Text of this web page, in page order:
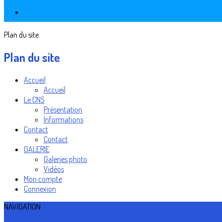
Plan du site
Plan du site
Accueil
Accueil
Le CNS
Présentation
Informations
Contact
Contact
GALERIE
Galeries photo
Vidéos
Mon compte
Connexion
NAVIGATION